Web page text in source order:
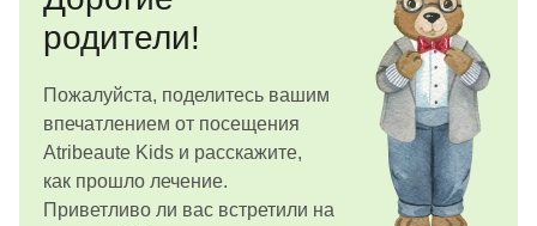
родители!
Пожалуйста, поделитесь вашим
впечатлением от посещения
Atribeaute Kids и расскажите,
как прошло лечение.
Приветливо ли вас встретили на